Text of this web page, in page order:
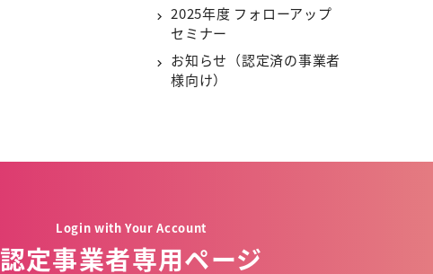
2025年度 フォローアップ
セミナー
お知らせ（認定済の事業者
様向け）
Login with Your Account
認定事業者専用ページ